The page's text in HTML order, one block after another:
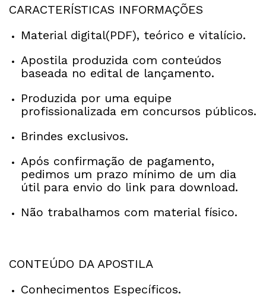
CARACTERÍSTICAS INFORMAÇÕES
Material digital(PDF), teórico e vitalício.
Apostila produzida com conteúdos
baseada no edital de lançamento.
Produzida por uma equipe
profissionalizada em concursos públicos.
Brindes exclusivos.
Após confirmação de pagamento,
pedimos um prazo mínimo de um dia
útil para envio do link para download.
Não trabalhamos com material físico.
CONTEÚDO DA APOSTILA
Conhecimentos Específicos.